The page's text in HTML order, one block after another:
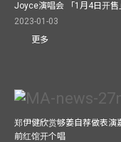
Joyce演唱会 「1月4日开售
2023-01-03
更多
郑伊健欣赏够姜自荐做表演
前红馆开个唱